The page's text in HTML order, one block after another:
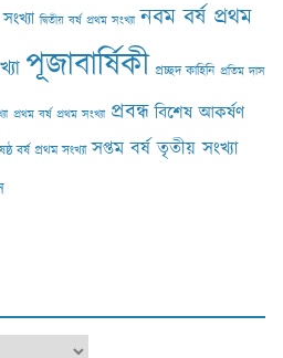
দ্বিতীয় বর্ষ প্রথম সংখ্যা নবম বর্ষ প্রথম
পূজাবার্ষিকী প্রচ্ছদ কাহিনি প্রতিম দাস
প্রথম বর্ষ প্রথম সংখ্যা প্রবন্ধ বিশেষ আকর্ষণ
ষষ্ঠ বর্ষ প্রথম সংখ্যা সপ্তম বর্ষ তৃতীয় সংখ্যা